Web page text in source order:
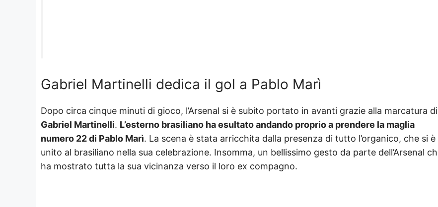
Gabriel Martinelli dedica il gol a Pablo Marì
Dopo circa cinque minuti di gioco, l’Arsenal si è subito portato in avanti grazie alla marcatura di
Gabriel Martinelli L’esterno brasiliano ha esultato andando proprio a prendere la maglia
numero 22 di Pablo Marì . La scena è stata arricchita dalla presenza di tutto l’organico, che si è
unito al brasiliano nella sua celebrazione. Insomma, un bellissimo gesto da parte dell’Arsenal che
ha mostrato tutta la sua vicinanza verso il loro ex compagno.